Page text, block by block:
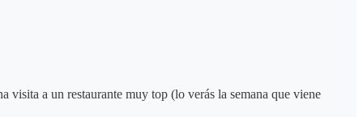
visita a un restaurante muy top (lo verás la semana que viene